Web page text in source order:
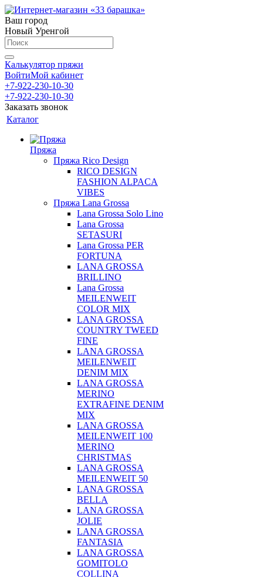
Ваш город
Новый Уренгой
Калькулятор пряжи
ВойтиМой кабинет
+7-922-230-10-30
+7-922-230-10-30
Заказать звонок
Каталог
Пряжа
Пряжа Rico Design
RICO DESIGN
FASHION ALPACA
VIBES
Пряжа Lana Grossa
Lana Grossa Solo Lino
Lana Grossa
SETASURI
Lana Grossa PER
FORTUNA
LANA GROSSA
BRILLINO
Lana Grossa
MEILENWEIT
COLOR MIX
LANA GROSSA
COUNTRY TWEED
FINE
LANA GROSSA
MEILENWEIT
DENIM MIX
LANA GROSSA
MERINO
EXTRAFINE DENIM
MIX
LANA GROSSA
MEILENWEIT 100
MERINO
CHRISTMAS
LANA GROSSA
MEILENWEIT 50
LANA GROSSA
BELLA
LANA GROSSA
JOLIE
LANA GROSSA
FANTASIA
LANA GROSSA
GOMITOLO
COLLINA